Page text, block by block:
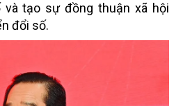
tạo sự đồng thuận xã hội
đổi số.